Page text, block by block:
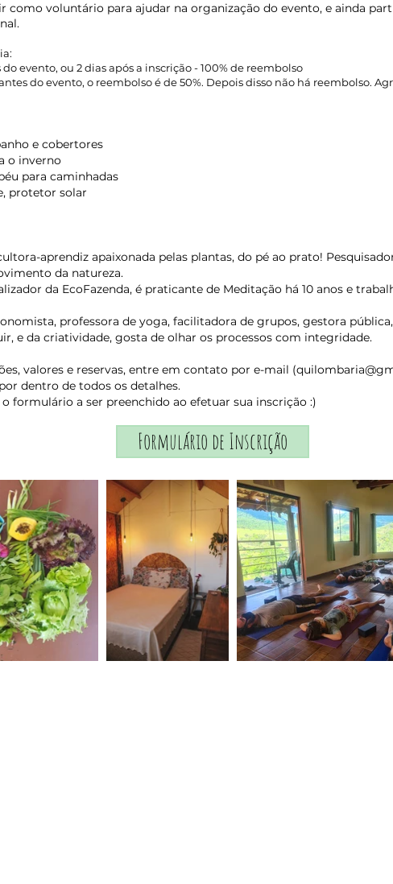
como voluntário para ajudar na organização do evento, e ainda
evento, ou 2 dias após a inscrição - 100% de reembolso
do evento, o reembolso é de 50%. Depois disso não há reembolso.
e cobertores
o inverno
para caminhadas
protetor solar
aprendiz apaixonada pelas plantas, do pé ao prato!
da natureza.
da EcoFazenda, é praticante de Meditação há 10 anos e
professora de yoga, facilitadora de grupos, gestora
e da criatividade, gosta de olhar os processos com integridade.
valores e reservas, entre em contato por e-mail (
dentro de todos os detalhes.
formulário a ser preenchido ao efetuar sua inscrição :)
Formulário de Inscrição